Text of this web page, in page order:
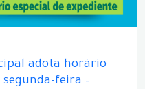
adota horário
feira –